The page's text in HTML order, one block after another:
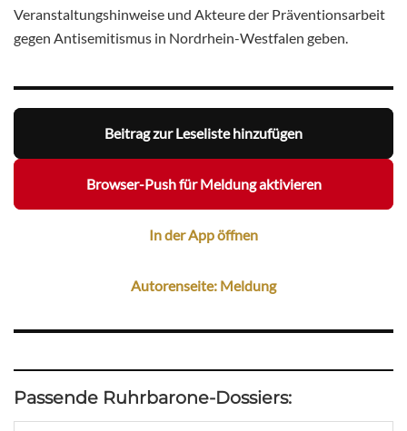
Veranstaltungshinweise und Akteure der Präventionsarbeit
gegen Antisemitismus in Nordrhein-Westfalen geben.
Beitrag zur Leseliste hinzufügen
Browser-Push für Meldung aktivieren
In der App öffnen
Autorenseite: Meldung
Passende Ruhrbarone-Dossiers: